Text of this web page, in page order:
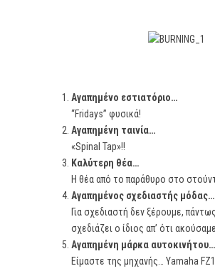
Αγαπημένο εστιατόριο…
“Fridays” φυσικά!
Αγαπημένη ταινία…
«Spinal Tap»!!
Καλύτερη θέα…
Η θέα από το παράθυρο στο
Αγαπημένος σχεδιαστής μόδας…
Για σχεδιαστή δεν ξέρουμε,
σχεδιάζει ο ίδιος απ’ ότι
Αγαπημένη μάρκα αυτοκινήτου…
Είμαστε της μηχανής… Yamaha